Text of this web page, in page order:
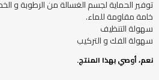
سهولة الفك و التركيب
نعم، أوصي بهذا المنتج.